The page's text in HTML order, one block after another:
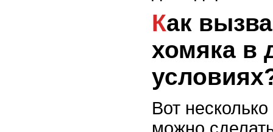
Как вызвать рвоту у
хомяка в
Вот